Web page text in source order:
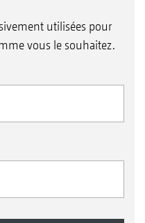
utilisées pour
vous le souhaitez.